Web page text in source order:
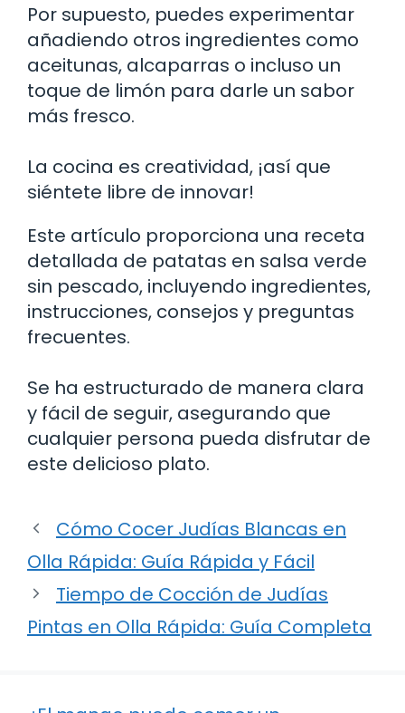
Por supuesto, puedes experimentar
añadiendo otros ingredientes como
aceitunas, alcaparras o incluso un
toque de limón para darle un sabor
más fresco.
La cocina es creatividad, ¡así que
siéntete libre de innovar!
Este artículo proporciona una receta
detallada de patatas en salsa verde
sin pescado, incluyendo ingredientes,
instrucciones, consejos y preguntas
frecuentes.
Se ha estructurado de manera clara
y fácil de seguir, asegurando que
cualquier persona pueda disfrutar de
este delicioso plato.
Cómo Cocer Judías Blancas en
Olla Rápida: Guía Rápida y Fácil
Tiempo de Cocción de Judías
Pintas en Olla Rápida: Guía Completa